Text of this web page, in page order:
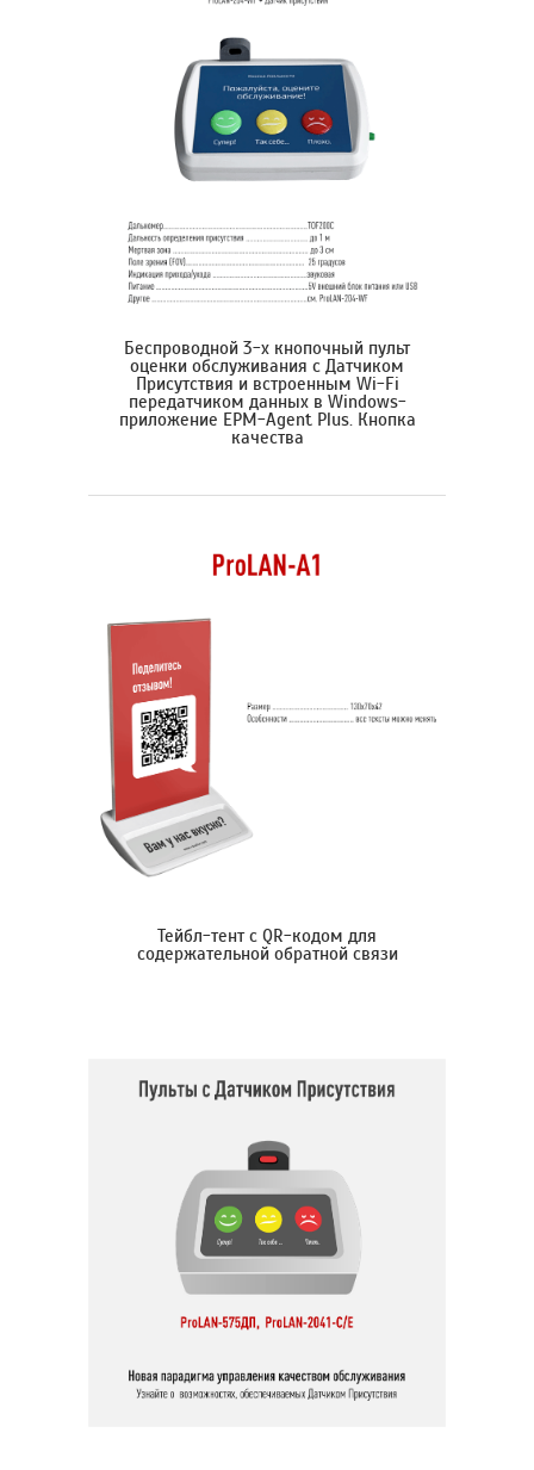
Беспроводной 3-х кнопочный пульт
оценки обслуживания с Датчиком
Присутствия и встроенным Wi-Fi
передатчиком данных в Windows-
приложение EPM-Agent Plus. Кнопка
качества
Тейбл-тент с QR-кодом для
содержательной обратной связи